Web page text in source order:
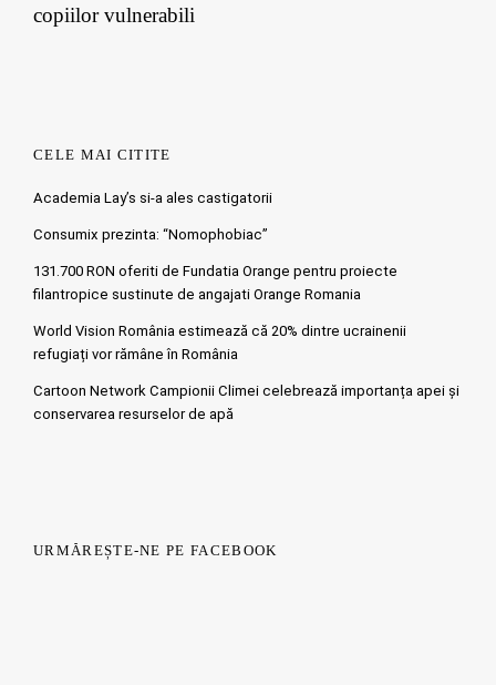
copiilor vulnerabili
CELE MAI CITITE
Academia Lay’s si-a ales castigatorii
Consumix prezinta: “Nomophobiac”
131.700 RON oferiti de Fundatia Orange pentru proiecte
filantropice sustinute de angajati Orange Romania
World Vision România estimează că 20% dintre ucrainenii
refugiați vor rămâne în România
Cartoon Network Campionii Climei celebrează importanța apei și
conservarea resurselor de apă
URMĂREȘTE-NE PE FACEBOOK